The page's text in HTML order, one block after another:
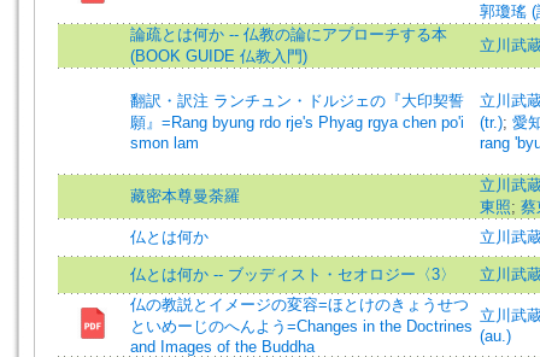
郭瓊瑤 (
論疏とは何か -- 仏教の論にアプローチする本
(BOOK GUIDE 仏教入門)
立川武
翻訳・訳注 ランチュン・ドルジェの『大印契誓
願』=Rang byung rdo rje's Phyag rgya chen po'i
smon lam
立川武
(tr.); 愛
rang
藏密本尊曼荼羅
立川武
東照; 蔡
仏とは何か
立川武
仏とは何か -- ブッディスト・セオロジー〈3〉
立川武
仏の教説とイメージの変容=ほとけのきょうせつ
といめーじのへんよう=Changes in the Doctrines
and Images of the Buddha
立川武
(au.)